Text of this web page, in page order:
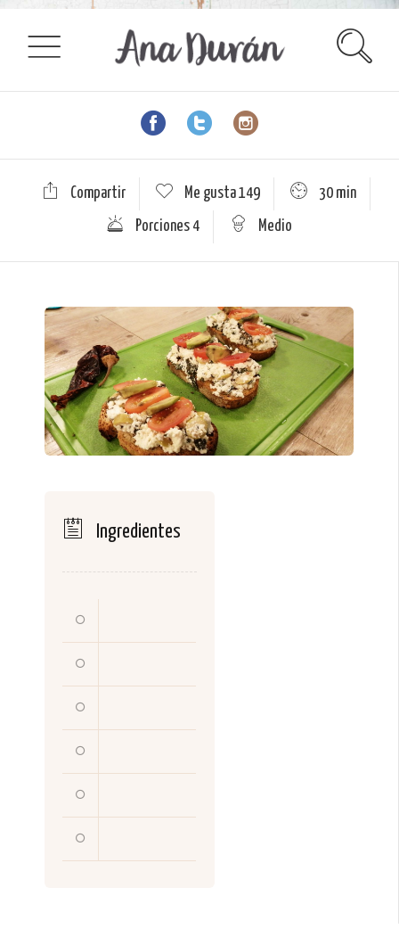
Compartir Me gusta149 30 min
Porciones 4 Medio
Ingredientes